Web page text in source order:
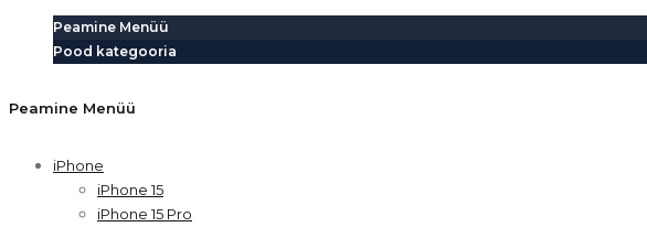
Peamine Menüü
Pood kategooria
Peamine Menüü
iPhone
iPhone 15
iPhone 15 Pro